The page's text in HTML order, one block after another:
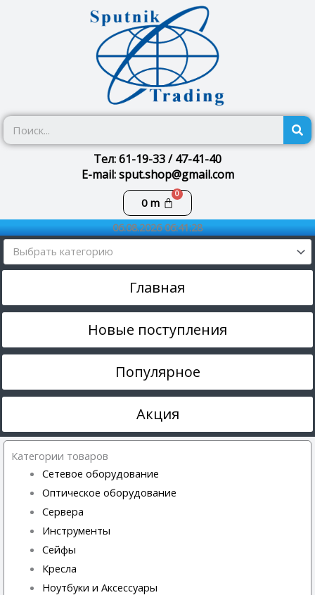
Тел: 61-19-33 / 47-41-40
E-mail: sput.shop@gmail.com
0m
Корзина
06.08.2026 06:41:28
Выбрать категорию
Главная
Новые поступления
Популярное
Акция
Категории товаров
Сетевое оборудование
Оптическое оборудование
Сервера
Инструменты
Сейфы
Кресла
Ноутбуки и Аксессуары